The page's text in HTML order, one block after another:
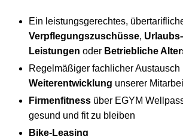
Ein leistungsgerechtes,
Verpflegungszuschüsse,
Leistungen oder Betriebliche
Regelmäßiger fachlicher
Weiterentwicklung unserer
Firmenfitness über EGYM
gesund und fit zu bleiben
Bike-Leasing